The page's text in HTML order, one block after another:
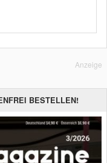
Anzeige
BESTELLEN!